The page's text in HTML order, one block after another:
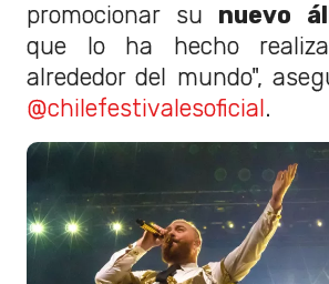
promocionar su nuevo
que lo ha hecho
alrededor del mundo",
@chilefestivalesoficial .